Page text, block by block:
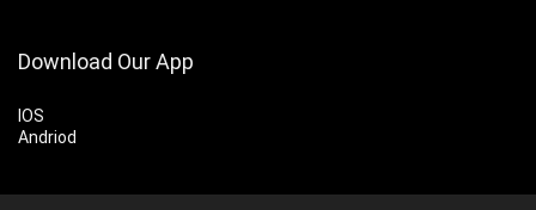
Download Our App
IOS
Andriod